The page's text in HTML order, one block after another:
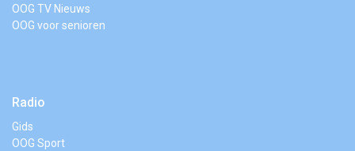
OOG TV Nieuws
OOG voor senioren
Radio
Gids
OOG Sport